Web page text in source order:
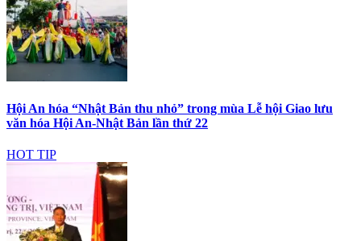
Hội An hóa “Nhật Bản thu nhỏ” trong mùa Lễ hội Giao lưu
văn hóa Hội An-Nhật Bản lần thứ 22
HOT TIP